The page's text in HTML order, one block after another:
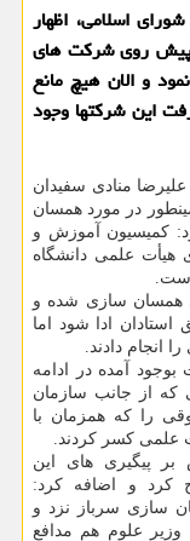
اسلامی، اظهار
آموزش مجلس 110 مانع پیش روی شرکت های
و الان هیچ مانع
این شرکتها وجود
علیرضا منادی سفیدان
در مورد همسان
کمیسیون آموزش و
علمی دانشگاه
همسان سازی شده و
استادان ادا شود اما
آمده در ادامه
که از جانب سازمان
را که همزمان با
علمی کسر کردند.
پیگیری های این
کرد و اضافه کرد:
سازی سرباز نزد و
وزیر علوم هم مدافع